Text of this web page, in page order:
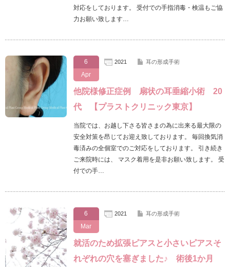
対応をしております。 受付での手指消毒・検温もご協
力お願い致します…
6
Apr
2021 耳の形成手術
他院様修正症例 扇状の耳垂縮小術 20
代 【プラストクリニック東京】
当院では、お越し下さる皆さまの為に出来る最大限の
安全対策を昂じてお迎え致しております。 毎回換気消
毒済みの全個室でのご対応をしております。 引き続き
ご来院時には、 マスク着用を是非お願い致します。 受
付での手…
6
Mar
2021 耳の形成手術
就活のため拡張ピアスと小さいピアスそ
れぞれの穴を塞ぎました♪ 術後1か月